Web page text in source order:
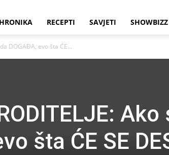
RECEPTI SAVJETI SHOWBIZZ
DOGAĐA, evo šta ĆE...
Ako
šta ĆE SE